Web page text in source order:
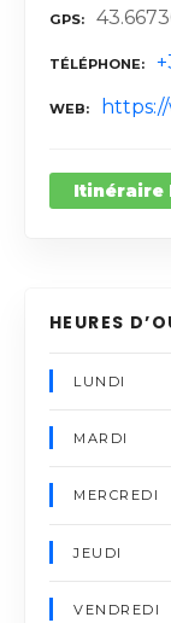
GPS
TÉLÉPHONE
WEB
Itinéraire
HEURES
LUNDI
MARDI
MERCREDI
JEUDI
VENDREDI